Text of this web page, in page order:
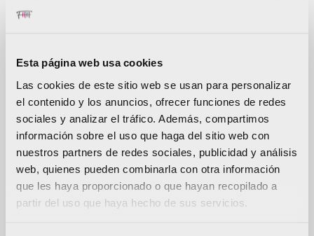
Esta página web usa cookies
Las cookies de este sitio web se usan para personalizar
el contenido y los anuncios, ofrecer funciones de redes
sociales y analizar el tráfico. Además, compartimos
información sobre el uso que haga del sitio web con
nuestros partners de redes sociales, publicidad y análisis
web, quienes pueden combinarla con otra información
que les haya proporcionado o que hayan recopilado a
partir del uso que haya hecho de sus servicios.
que ha puesto”. Además, Hortensia Herrero aprovechó
año que viene y cerrará un ciclo de tres años.